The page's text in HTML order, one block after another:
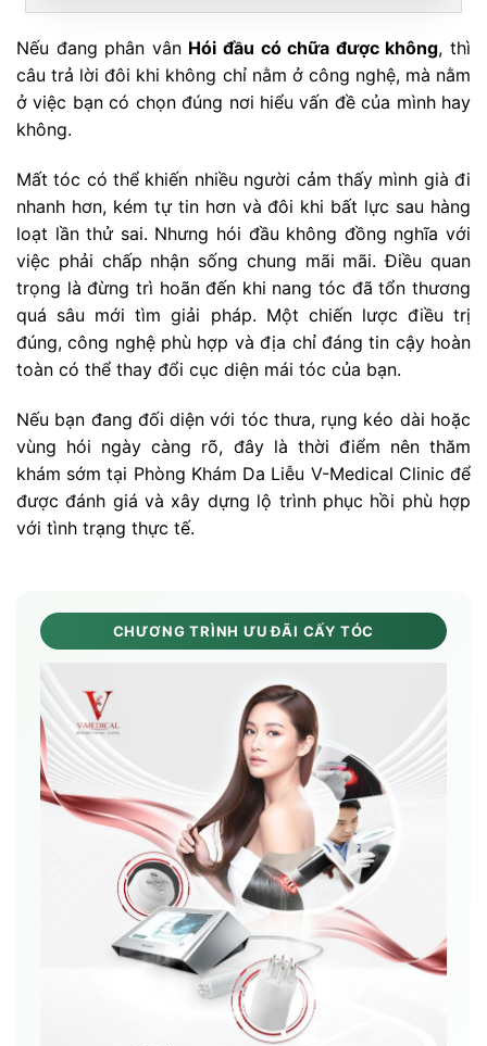
Nếu đang phân vân Hói đầu có chữa được không, thì
câu trả lời đôi khi không chỉ nằm ở công nghệ, mà nằm
ở việc bạn có chọn đúng nơi hiểu vấn đề của mình hay
không.
Mất tóc có thể khiến nhiều người cảm thấy mình già đi
nhanh hơn, kém tự tin hơn và đôi khi bất lực sau hàng
loạt lần thử sai. Nhưng hói đầu không đồng nghĩa với
việc phải chấp nhận sống chung mãi mãi. Điều quan
trọng là đừng trì hoãn đến khi nang tóc đã tổn thương
quá sâu mới tìm giải pháp. Một chiến lược điều trị
đúng, công nghệ phù hợp và địa chỉ đáng tin cậy hoàn
toàn có thể thay đổi cục diện mái tóc của bạn.
Nếu bạn đang đối diện với tóc thưa, rụng kéo dài hoặc
vùng hói ngày càng rõ, đây là thời điểm nên thăm
khám sớm tại Phòng Khám Da Liễu V-Medical Clinic để
được đánh giá và xây dựng lộ trình phục hồi phù hợp
với tình trạng thực tế.
CHƯƠNG TRÌNH ƯU ĐÃI CẤY TÓC